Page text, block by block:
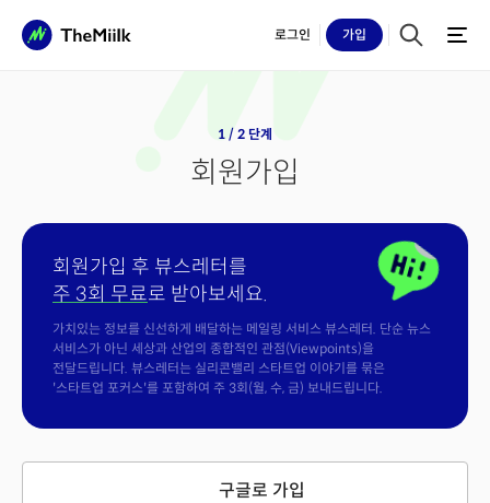
로그인 가입
1 / 2 단계
회원가입
회원가입 후 뷰스레터를
주 3회 무료로 받아보세요.
가치있는 정보를 신선하게 배달하는 메일링 서비스 뷰스레터. 단순 뉴스
서비스가 아닌 세상과 산업의 종합적인 관점(Viewpoints)을
전달드립니다. 뷰스레터는 실리콘밸리 스타트업 이야기를 묶은
'스타트업 포커스'를 포함하여 주 3회(월, 수, 금) 보내드립니다.
구글로 가입